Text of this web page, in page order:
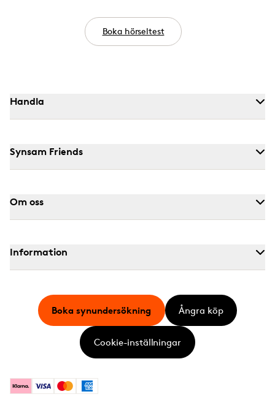
Boka hörseltest
Handla
Synsam Friends
Om oss
Information
KlarnaVisa MastercardAmerican Express
Boka synundersökning Ångra köp
Cookie-inställningar